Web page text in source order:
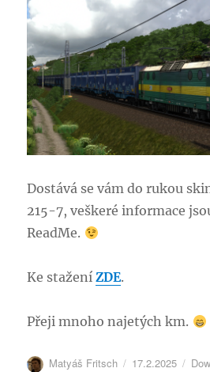
Dostává se vám do rukou
215-7, veškeré informace
ReadMe.
Ke staženíZDE.
Přeji mnoho najetých km.
Autor:
Matyáš Fritsch Publikováno:
17.2.2025